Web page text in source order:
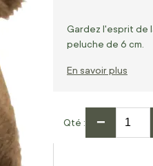
Gardez l'esprit de
peluche de 6 cm.
En savoir plus
Qté −